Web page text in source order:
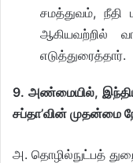
சமத்துவம், நீதி
ஆகியவற்றில்
எடுத்துரைத்தார்.
9. அண்மையில்,
சப்தா’வின்
அ. தொழில்நுட்பத்